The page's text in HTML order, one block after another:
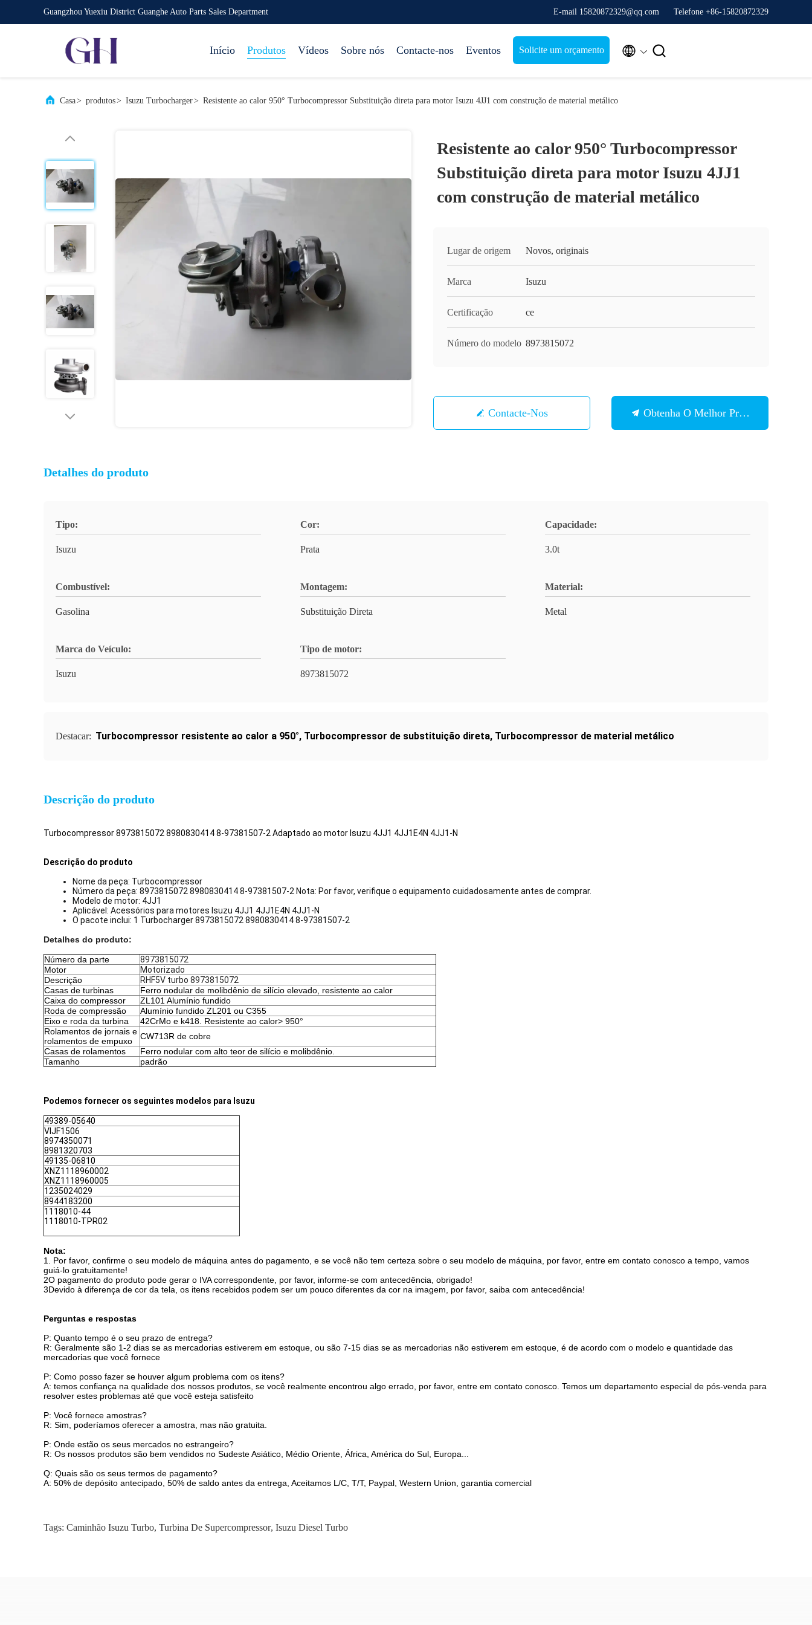
Guangzhou Yuexiu District Guanghe Auto Parts Sales Department E-mail 15820872329@qq.com Telefone +86-15820872329
Início Produtos Vídeos Sobre nós Contacte-nos Eventos Solicite um orçamento  
Casa> produtos> Isuzu Turbocharger> Resistente ao calor 950° Turbocompressor Substituição direta para motor Isuzu 4JJ1 com construção de material metálico
Resistente ao calor 950° Turbocompressor
Substituição direta para motor Isuzu 4JJ1
com construção de material metálico
Lugar de origem Novos, originais
Marca Isuzu
Certificação ce
Número do modelo 8973815072
Contacte-Nos Obtenha O Melhor Preço
Detalhes do produto
Tipo:
Isuzu
Cor:
Prata
Capacidade:
3.0t
Combustível:
Gasolina
Montagem:
Substituição Direta
Material:
Metal
Marca do Veículo:
Isuzu
Tipo de motor:
8973815072
Destacar: Turbocompressor resistente ao calor a 950°, Turbocompressor de substituição direta, Turbocompressor de material metálico
Descrição do produto
Turbocompressor 8973815072 8980830414 8-97381507-2 Adaptado ao motor Isuzu 4JJ1 4JJ1E4N 4JJ1-N
Descrição do produto
Nome da peça: Turbocompressor
Número da peça: 8973815072 8980830414 8-97381507-2 Nota: Por favor, verifique o equipamento cuidadosamente antes de comprar.
Modelo de motor: 4JJ1
Aplicável: Acessórios para motores Isuzu 4JJ1 4JJ1E4N 4JJ1-N
O pacote inclui: 1 Turbocharger 8973815072 8980830414 8-97381507-2
Detalhes do produto:
Número da parte
8973815072
Motor
Motorizado
Descrição
RHF5V turbo 8973815072
Casas de turbinas
Ferro nodular de molibdênio de silício elevado, resistente ao calor
Caixa do compressor
ZL101 Alumínio fundido
Roda de compressão
Alumínio fundido ZL201 ou C355
Eixo e roda da turbina
42CrMo e k418. Resistente ao calor> 950°
Rolamentos de jornais e
rolamentos de empuxo
CW713R de cobre
Casas de rolamentos
Ferro nodular com alto teor de silício e molibdênio.
Tamanho
padrão
Podemos fornecer os seguintes modelos para Isuzu
49389-05640
VIJF1506
8974350071
8981320703
49135-06810
XNZ1118960002
XNZ1118960005
1235024029
8944183200
1118010-44
1118010-TPR02
Nota:
1. Por favor, confirme o seu modelo de máquina antes do pagamento, e se você não tem certeza sobre o seu modelo de máquina, por favor, entre em contato conosco a tempo, vamos
guiá-lo gratuitamente!
2O pagamento do produto pode gerar o IVA correspondente, por favor, informe-se com antecedência, obrigado!
3Devido à diferença de cor da tela, os itens recebidos podem ser um pouco diferentes da cor na imagem, por favor, saiba com antecedência!
Perguntas e respostas
P: Quanto tempo é o seu prazo de entrega?
R: Geralmente são 1-2 dias se as mercadorias estiverem em estoque, ou são 7-15 dias se as mercadorias não estiverem em estoque, é de acordo com o modelo e quantidade das
mercadorias que você fornece
P: Como posso fazer se houver algum problema com os itens?
A: temos confiança na qualidade dos nossos produtos, se você realmente encontrou algo errado, por favor, entre em contato conosco. Temos um departamento especial de pós-venda para
resolver estes problemas até que você esteja satisfeito
P: Você fornece amostras?
R: Sim, poderíamos oferecer a amostra, mas não gratuita.
P: Onde estão os seus mercados no estrangeiro?
R: Os nossos produtos são bem vendidos no Sudeste Asiático, Médio Oriente, África, América do Sul, Europa...
Q: Quais são os seus termos de pagamento?
A: 50% de depósito antecipado, 50% de saldo antes da entrega, Aceitamos L/C, T/T, Paypal, Western Union, garantia comercial
Tags: Caminhão Isuzu Turbo, Turbina De Supercompressor, Isuzu Diesel Turbo